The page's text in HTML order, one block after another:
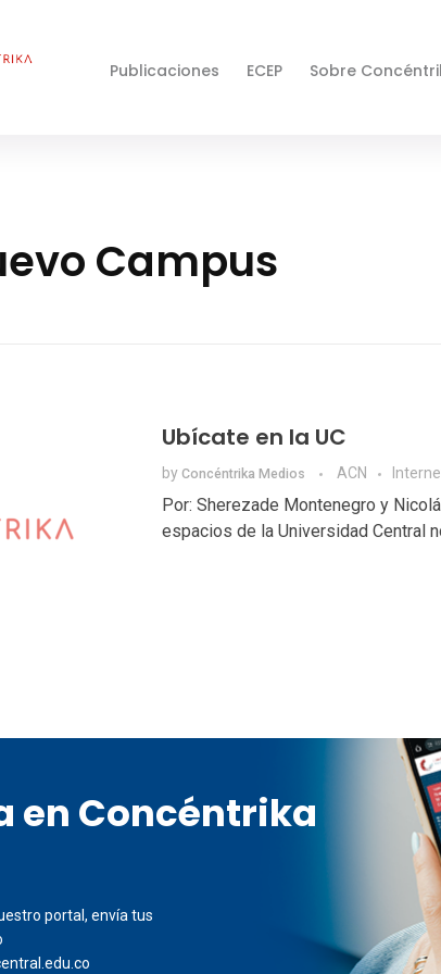
Publicaciones ECEP Sobre
Campus
Ubícate en la UC
by Concéntrika Medios ACN
Por: Sherezade Montenegro y
espacios de la Universidad Central
en Concéntrika
portal, envía tus